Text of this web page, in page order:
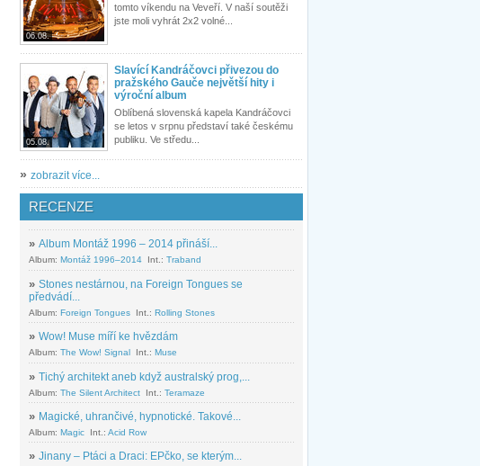
06.08.
tomto víkendu na Veveří. V naší soutěži
jste moli vyhrát 2x2 volné...
05.08.
Slavící Kandráčovci přivezou do
pražského Gauče největší hity i
výroční album
Oblíbená slovenská kapela Kandráčovci
se letos v srpnu představí také českému
publiku. Ve středu...
» zobrazit více...
RECENZE
» Album Montáž 1996 – 2014 přináší...
Album: Montáž 1996–2014 Int.: Traband
» Stones nestárnou, na Foreign Tongues se
předvádí...
Album: Foreign Tongues Int.: Rolling Stones
» Wow! Muse míří ke hvězdám
Album: The Wow! Signal Int.: Muse
» Tichý architekt aneb když australský prog,...
Album: The Silent Architect Int.: Teramaze
» Magické, uhrančivé, hypnotické. Takové...
Album: Magic Int.: Acid Row
» Jinany – Ptáci a Draci: EPčko, se kterým...